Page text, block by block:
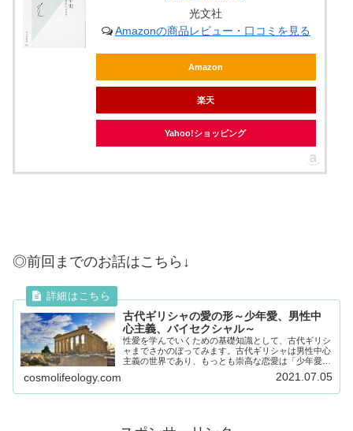
光文社
Amazonの商品レビュー・口コミを見る
Amazon
楽天
Yahoo!ショッピング
◎前回までのお話はこちら↓
古代ギリシャの愛の形～少年愛、男性中
心主義、バイセクシャル～
性愛を学んでいくための基礎知識として、古代ギリシ
ャまでさかのぼってみます。古代ギリシャは男性中心
主義の世界であり、もっとも崇高な恋愛は「少年愛」
でした。その当時の時代背景とともに、古代ギリシャ
cosmolifeology.com 2021.07.05